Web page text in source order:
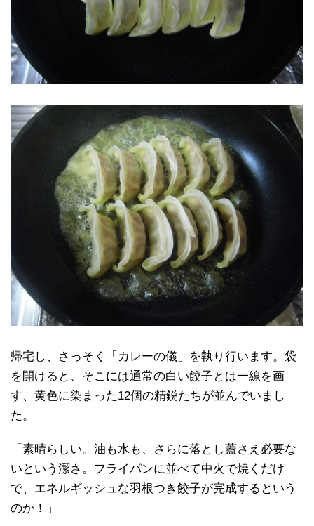
帰宅し、さっそく「カレーの儀」を執り行います。袋
を開けると、そこには通常の白い餃子とは一線を画
す、黄色に染まった12個の精鋭たちが並んでいまし
た。
「素晴らしい。油も水も、さらに落とし蓋さえ必要な
いという潔さ。フライパンに並べて中火で焼くだけ
で、エネルギッシュな羽根つき餃子が完成するという
のか！」